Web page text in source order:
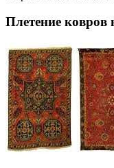
Плетение ковров